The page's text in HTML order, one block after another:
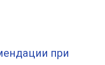
при